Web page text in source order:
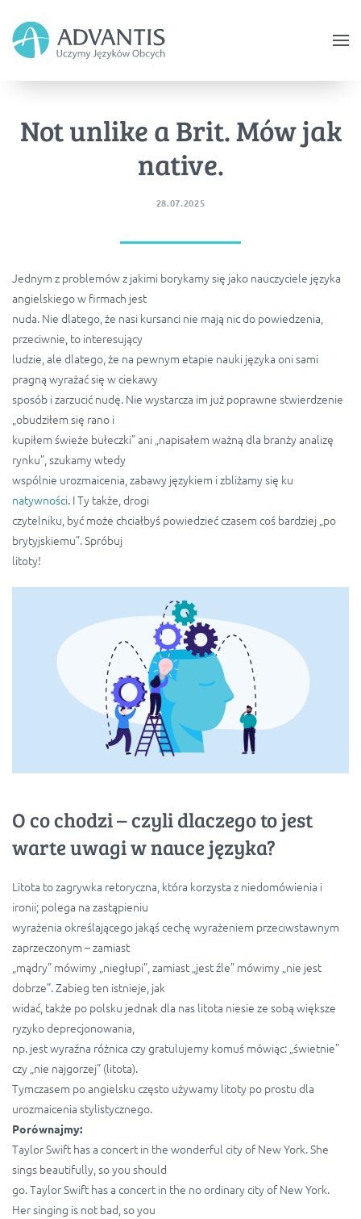
Skip
main
Not unlike a Brit. Mów jak
native.
28.07.2025
Jednym z problemów z jakimi borykamy się jako nauczyciele języka
angielskiego w firmach jest
nuda. Nie dlatego, że nasi kursanci nie mają nic do powiedzenia,
przeciwnie, to interesujący
ludzie, ale dlatego, że na pewnym etapie nauki języka oni sami
pragną wyrażać się w ciekawy
sposób i zarzucić nudę. Nie wystarcza im już poprawne stwierdzenie
„obudziłem się rano i
kupiłem świeże bułeczki” ani „napisałem ważną dla branży analizę
rynku”, szukamy wtedy
wspólnie urozmaicenia, zabawy językiem i zbliżamy się ku
natywności. I Ty także, drogi
czytelniku, być może chciałbyś powiedzieć czasem coś bardziej „po
brytyjskiemu”. Spróbuj
litoty!
O co chodzi – czyli dlaczego to jest
warte uwagi w nauce języka?
Litota to zagrywka retoryczna, która korzysta z niedomówienia i
ironii; polega na zastąpieniu
wyrażenia określającego jakąś cechę wyrażeniem przeciwstawnym
zaprzeczonym – zamiast
„mądry” mówimy „niegłupi”, zamiast „jest źle” mówimy „nie jest
dobrze”. Zabieg ten istnieje, jak
widać, także po polsku jednak dla nas litota niesie ze sobą większe
ryzyko deprecjonowania,
np. jest wyraźna różnica czy gratulujemy komuś mówiąc: „świetnie”
czy „nie najgorzej” (litota).
Tymczasem po angielsku często używamy litoty po prostu dla
urozmaicenia stylistycznego.
Porównajmy:
Taylor Swift has a concert in the wonderful city of New York. She
sings beautifully, so you should
go. Taylor Swift has a concert in the no ordinary city of New York.
Her singing is not bad, so you